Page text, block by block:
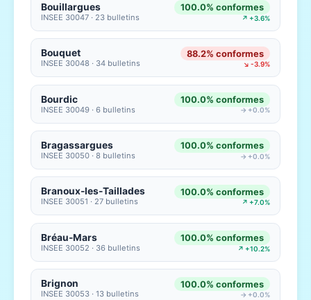
Bouillargues
INSEE 30047 · 23 bulletins
100.0% conformes
↗ +3.6%
Bouquet
INSEE 30048 · 34 bulletins
88.2% conformes
↘ -3.9%
Bourdic
INSEE 30049 · 6 bulletins
100.0% conformes
→ +0.0%
Bragassargues
INSEE 30050 · 8 bulletins
100.0% conformes
→ +0.0%
Branoux-les-Taillades
INSEE 30051 · 27 bulletins
100.0% conformes
↗ +7.0%
Bréau-Mars
INSEE 30052 · 36 bulletins
100.0% conformes
↗ +10.2%
Brignon
INSEE 30053 · 13 bulletins
100.0% conformes
→ +0.0%